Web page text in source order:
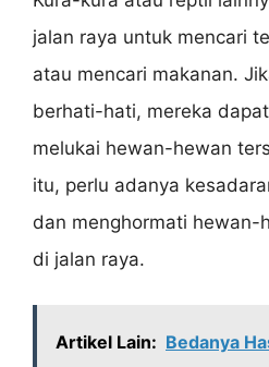
jalan raya untuk mencari
atau mencari makanan.
berhati-hati, mereka
melukai hewan-hewan
itu, perlu adanya
dan menghormati hewan-
di jalan raya.
Artikel Lain: Bedanya